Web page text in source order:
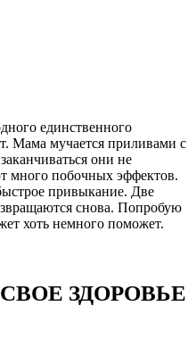
единственного
Мама мучается приливами с
они не
много побочных эффектов.
привыкание. Две
снова. Попробую
хоть немного поможет.
ЗДОРОВЬЕ